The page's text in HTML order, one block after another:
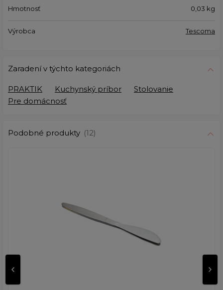
Hmotnosť 0,03 kg
Výrobca Tescoma
Zaradení v týchto kategoriách
PRAKTIK Kuchynský príbor
Stolovanie
Pre domácnosť
Podobné produkty (12)